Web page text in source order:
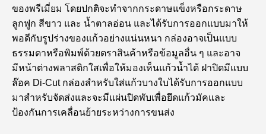
ของพรีเมี่ยม โดยปกติจะทำจากกระดาษแข็งหรือกระดาษ
ลูกฟูก สีขาว และ น้ำตาลอ่อน และได้รับการออกแบบมาให้
พอดีกับรูปร่างของแก้วอย่างแน่นหนา กล่องอาจเป็นแบบ
ธรรมดาหรือพิมพ์ด้วยตราสินค้าหรือข้อมูลอื่น ๆ และอาจ
มีหน้าต่างพลาสติกใสเพื่อให้มองเห็นแก้วน้ำได้ ฝาปิดมีแบบ
ล๊อค Di-Cut กล่องสำหรับใส่แก้วบางใบได้รับการออกแบบ
มาสำหรับจัดส่งและจะมีแผ่นปิดพับเพื่อยึดแก้วมัคและ
ป้องกันการเคลื่อนย้ายระหว่างการขนส่ง